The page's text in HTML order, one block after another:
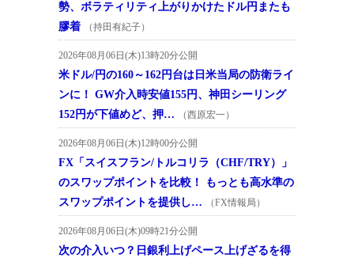
勢、ボラティリティ上がりかけたドル円またも
膠着
（持田有紀子）
2026年08月06日(木)13時20分公開
米ドル/円の160～162円台は日米当局の防衛ライ
ンに！ GW介入時安値155円、神田シーリング
152円が下値めど、押…
（西原宏一）
2026年08月06日(木)12時00分公開
FX「スイスフラン/トルコリラ（CHF/TRY）」
のスワップポイントを比較！ もっとも高水準の
スワップポイントを提供し…
（FX情報局）
2026年08月06日(木)09時21分公開
次の介入いつ？日銀利上げペース上げざるを得